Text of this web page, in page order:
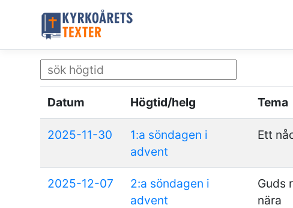
Datum Högtid/helg Tema
2025-11-30
1:a söndagen i
advent
Ett
2025-12-07
2:a söndagen i
advent
Guds
nära